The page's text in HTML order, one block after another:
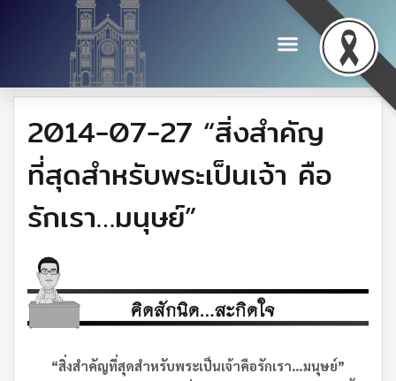
2014-07-27 “สิ่งสำคัญ
ที่สุดสำหรับพระเป็นเจ้า คือ
รักเรา…มนุษย์”
“สิ่งสำคัญที่สุดสำหรับพระเป็นเจ้าคือรักเรา…มนุษย์”